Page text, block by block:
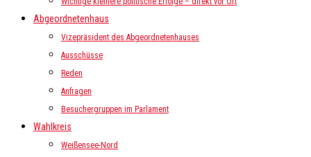
Abgeordnetenhaus
Vizepräsident des Abgeordnetenhauses
Ausschüsse
Reden
Anfragen
Besuchergruppen im Parlament
Wahlkreis
Weißensee-Nord